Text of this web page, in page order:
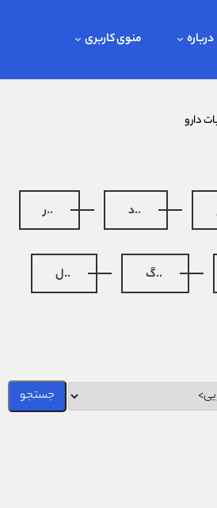
درباره منوی کاربری
دارو
..د ..ر
..گ ..ل